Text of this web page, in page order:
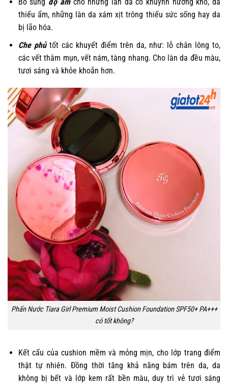
thiếu ẩm, những làn da xám xịt trông thiếu sức sống hay da
bị lão hóa.
Che phủtốt các khuyết điểm trên da, như: lỗ chân lông to,
các vết thâm mụn, vết nám, tàng nhang. Cho làn da đều màu,
tươi sáng và khỏe khoắn hơn.
Phấn Nước Tiara Girl Premium Moist Cushion Foundation SPF50+ PA+++
có tốt không?
Kết cấu của cushion mềm và mỏng mịn, cho lớp trang điểm
thật tự nhiên. Đồng thời tăng khả năng bám trên da, da
không bị bết và lớp kem rất bền màu, duy trì vẻ tươi sáng